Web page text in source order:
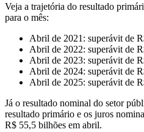
Veja a trajetória do resultado
para o mês:
Abril de 2021: superávit de
Abril de 2022: superávit de
Abril de 2023: superávit de
Abril de 2024: superávit de
Abril de 2025: superávit de
Já o resultado nominal do setor
resultado primário e os juros
R$ 55,5 bilhões em abril.